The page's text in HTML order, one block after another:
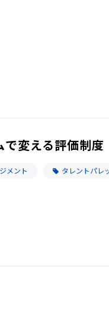
変える評価制度
メント タレントパレ